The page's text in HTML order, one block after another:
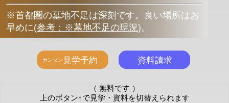
※首都圏の墓地不足は深刻です。良い場所はお
早めに(参考：※墓地不足の現況)。
（ 無料です ）
上のボタン↑で見学・資料を切替えられます